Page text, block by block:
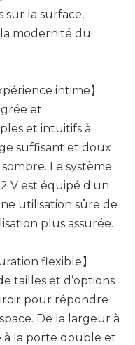
sur la surface,
modernité du
intime】
et
et intuitifs à
suffisant et doux
Le système
V est équipé d'un
utilisation sûre de
plus assurée.
flexible】
tailles et d’options
pour répondre
De la largeur à
à la porte double et